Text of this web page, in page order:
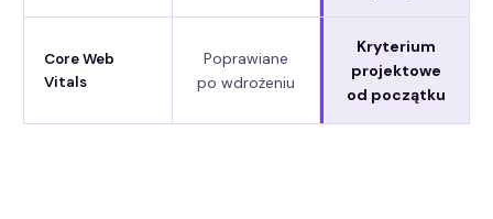
Core Web
Vitals
Poprawiane
po wdrożeniu
Kryterium
projektowe
od początku